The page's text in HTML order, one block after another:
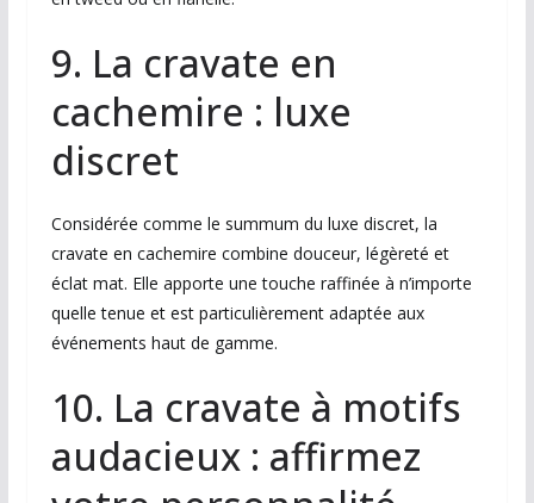
9. La cravate en
cachemire : luxe
discret
Considérée comme le summum du luxe discret, la
cravate en cachemire combine douceur, légèreté et
éclat mat. Elle apporte une touche raffinée à n’importe
quelle tenue et est particulièrement adaptée aux
événements haut de gamme.
10. La cravate à motifs
audacieux : affirmez